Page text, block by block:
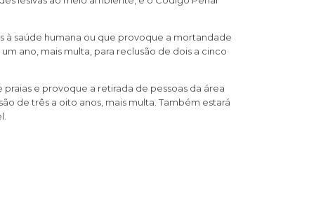
à saúde humana ou que provoque a mortandade
ano, mais multa, para reclusão de dois a cinco
e provoque a retirada de pessoas da área
de três a oito anos, mais multa. Também estará